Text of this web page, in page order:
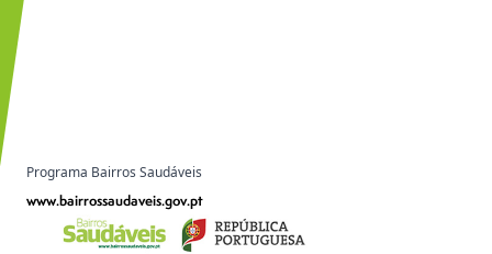
Programa Bairros Saudáveis
www.bairrossaudaveis.gov.pt